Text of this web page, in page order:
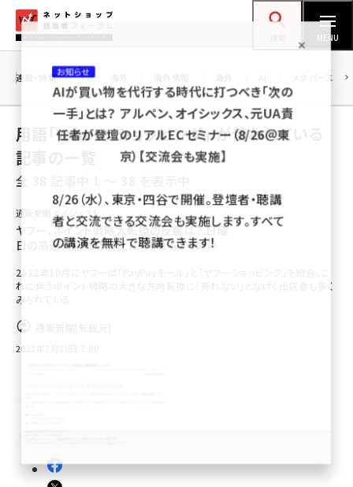
ン
ネットショップ担当者フォーラム
MENU
yahoo (1908)
楽天 (1874)
連載・特集 | メタバース
用語「Yahoo! ショッピング」 が使われている
記事の一覧
全 38 記事中 1 ～ 38 を表示中
通販新聞ダイジェスト
ヤフー、ポイント戦略大転換の反響は？ 日曜
日の高還元施策の廃止に「売れない」の声
2022年10月にヤフーは「PayPayモール」と「ヤフーショッピング」を統合。こ
れに伴うポイント戦略の大きな方向転換に「売れない」となげく出店者も多く
みられている
2023年2月20日 7:00
お知らせ
AIが買い物を代行する時代に打つべき「次の
一手」とは？ アルペン、オイシックス、元UA責
任者が登壇のリアルECセミナー（8/26＠東
京）【交流会も実施】
8/26（水）、東京・四谷で開催。登壇者・聴講
者と交流できる交流会も実施します。すべて
の講演を無料で聴講できます！